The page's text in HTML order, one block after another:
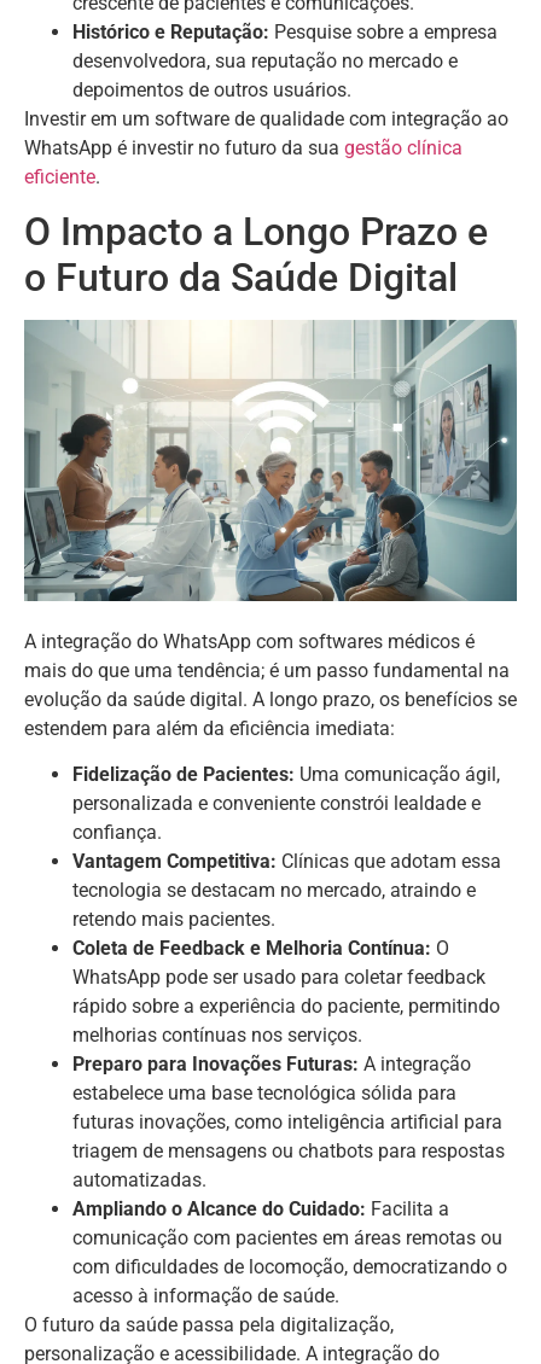
Histórico e Reputação: Pesquise sobre a empresa
desenvolvedora, sua reputação no mercado e
depoimentos de outros usuários.
Investir em um software de qualidade com integração ao
WhatsApp é investir no futuro da sua gestão clínica
eficiente.
O Impacto a Longo Prazo e
o Futuro da Saúde Digital
A integração do WhatsApp com softwares médicos é
mais do que uma tendência; é um passo fundamental na
evolução da saúde digital. A longo prazo, os benefícios se
estendem para além da eficiência imediata:
Fidelização de Pacientes: Uma comunicação ágil,
personalizada e conveniente constrói lealdade e
confiança.
Vantagem Competitiva: Clínicas que adotam essa
tecnologia se destacam no mercado, atraindo e
retendo mais pacientes.
Coleta de Feedback e Melhoria Contínua: O
WhatsApp pode ser usado para coletar feedback
rápido sobre a experiência do paciente, permitindo
melhorias contínuas nos serviços.
Preparo para Inovações Futuras: A integração
estabelece uma base tecnológica sólida para
futuras inovações, como inteligência artificial para
triagem de mensagens ou chatbots para respostas
automatizadas.
Ampliando o Alcance do Cuidado: Facilita a
comunicação com pacientes em áreas remotas ou
com dificuldades de locomoção, democratizando o
acesso à informação de saúde.
O futuro da saúde passa pela digitalização,
personalização e acessibilidade. A integração do